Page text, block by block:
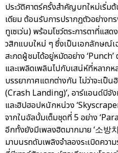
ประวัติศาตร์ครั้งสำคัญบทใหม่เริ่ม
เดียม ต้อนรับการปรากฏตัวอย่าง
ทูเซเว่น) พร้อมโชว์ตระการตาที่แส
วสิกแบบใหม่ ๆ ซึ่งเป็นเอกลักษณ์เ
สะกดผู้ชมได้อยู่หมัดอย่าง ‘Punch’
และเพลิดเพลินไปกับเสน่ห์ที่หลาก
บรรยากาศแตกต่างกัน ไม่ว่าจะเป็
(Crash Landing)’, อาร์แอนด์บีจัง
และฮิปฮอปหนักหน่วง
จากในอัลบั้มเต็มชุดที่ 5 อย่าง
อีกทั้งยังมีเพลงฮิตมากมาย ‘소방
มาบนรถดับเพลิงจำลองระเบิดควา